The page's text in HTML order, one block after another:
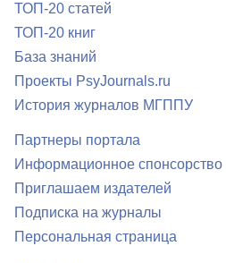
ТОП-20 статей
ТОП-20 книг
База знаний
Проекты PsyJournals.ru
История журналов МГППУ
Партнеры портала
Информационное спонсорство
Приглашаем издателей
Подписка на журналы
Персональная страница